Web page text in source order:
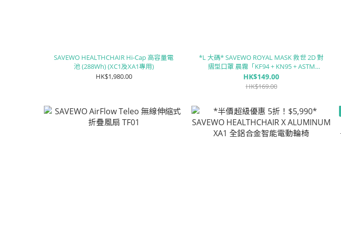
SAVEWO HEALTHCHAIR Hi-Cap 高容量電
池 (288Wh) (XC1及XA1專用)
HK$1,980.00
*L 大碼* SAVEWO ROYAL MASK 救世 2D 對
摺型口罩 晨霧「KF94 + KN95 + ASTM
LEVEL3 認證 」(30片獨立包裝/盒)
HK$149.00
HK$169.00